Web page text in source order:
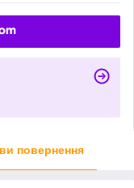
повернення